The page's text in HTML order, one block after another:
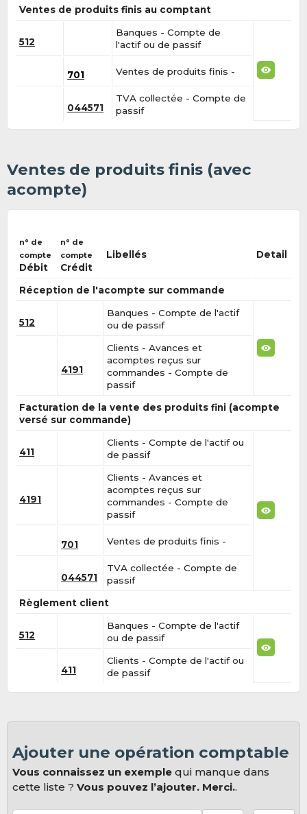
Ventes de produits finis au comptant
512
Banques - Compte de
l'actif ou de passif
701 Ventes de produits finis -
044571
TVA collectée - Compte de
passif
Ventes de produits finis (avec
acompte)
n° de
compte
Débit
n° de
compte
Crédit
Libellés Detail
Réception de l'acompte sur commande
512
Banques - Compte de l'actif
ou de passif
4191
Clients - Avances et
acomptes reçus sur
commandes - Compte de
passif
Facturation de la vente des produits fini (acompte
versé sur commande)
411
Clients - Compte de l'actif ou
de passif
4191
Clients - Avances et
acomptes reçus sur
commandes - Compte de
passif
701 Ventes de produits finis -
044571
TVA collectée - Compte de
passif
Règlement client
512
Banques - Compte de l'actif
ou de passif
411
Clients - Compte de l'actif ou
de passif
Ajouter une opération comptable
Vous connaissez un exemple qui manque dans
cette liste ?Vous pouvez l’ajouter. Merci..